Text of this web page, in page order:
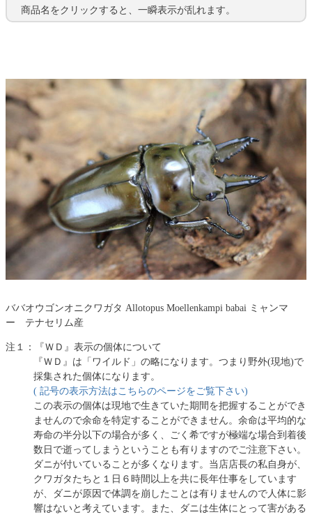
商品名をクリックすると、一瞬表示が乱れます。
ババオウゴンオニクワガタ Allotopus Moellenkampi babai ミャンマ
ー テナセリム産
注１：『ＷＤ』表示の個体について
『ＷＤ』は「ワイルド」の略になります。つまり野外(現地)で
採集された個体になります。
( 記号の表示方法はこちらのページをご覧下さい)
この表示の個体は現地で生きていた期間を把握することができ
ませんので余命を特定することができません。余命は平均的な
寿命の半分以下の場合が多く、ごく希ですが極端な場合到着後
数日で逝ってしまうということも有りますのでご注意下さい。
ダニが付いていることが多くなります。当店店長の私自身が、
クワガタたちと１日６時間以上を共に長年仕事をしています
が、ダニが原因で体調を崩したことは有りませんので人体に影
響はないと考えています。また、ダニは生体にとって害がある